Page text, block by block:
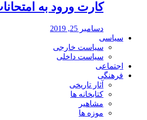
کارت ورود به
دسامبر 25, 2019
سیاسی
سیاست خارجی
سیاست داخلی
اجتماعی
فرهنگی
آثار تاریخی
کتابخانه ها
مشاهیر
موزه ها